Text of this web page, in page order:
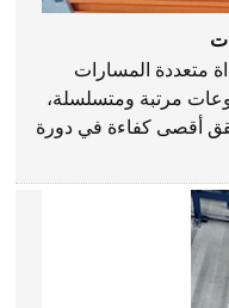
متعددة المسارات
مرتبة ومتسلسلة،
أقصى كفاءة في دورة